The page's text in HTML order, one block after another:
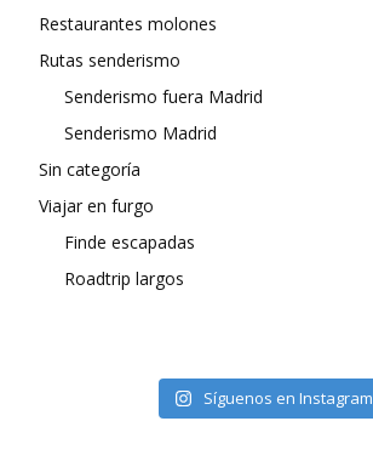
Restaurantes molones
Rutas senderismo
Senderismo fuera Madrid
Senderismo Madrid
Sin categoría
Viajar en furgo
Finde escapadas
Roadtrip largos
Síguenos en Instagram